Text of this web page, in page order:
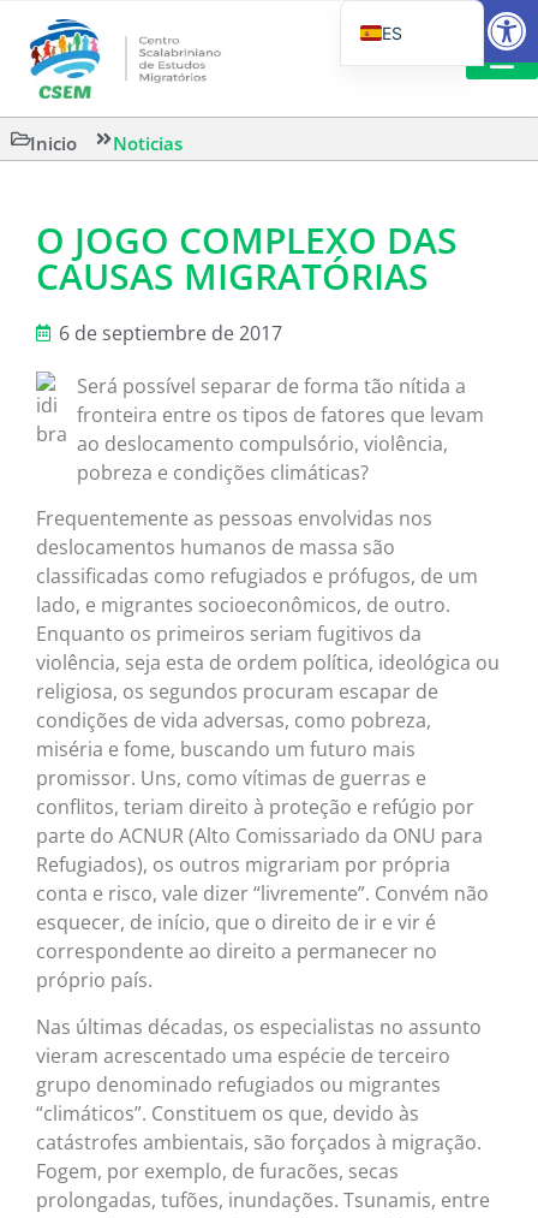
Inicio Noticias
O JOGO COMPLEXO DAS
CAUSAS MIGRATÓRIAS
6 de septiembre de 2017
Será possível separar de forma tão nítida a
fronteira entre os tipos de fatores que levam
ao deslocamento compulsório, violência,
pobreza e condições climáticas?
Frequentemente as pessoas envolvidas nos
deslocamentos humanos de massa são
classificadas como refugiados e prófugos, de um
lado, e migrantes socioeconômicos, de outro.
Enquanto os primeiros seriam fugitivos da
violência, seja esta de ordem política, ideológica ou
religiosa, os segundos procuram escapar de
condições de vida adversas, como pobreza,
miséria e fome, buscando um futuro mais
promissor. Uns, como vítimas de guerras e
conflitos, teriam direito à proteção e refúgio por
parte do ACNUR (Alto Comissariado da ONU para
Refugiados), os outros migrariam por própria
conta e risco, vale dizer “livremente”. Convém não
esquecer, de início, que o direito de ir e vir é
correspondente ao direito a permanecer no
próprio país.
Nas últimas décadas, os especialistas no assunto
vieram acrescentado uma espécie de terceiro
grupo denominado refugiados ou migrantes
“climáticos”. Constituem os que, devido às
catástrofes ambientais, são forçados à migração.
Fogem, por exemplo, de furacões, secas
prolongadas, tufões, inundações. Tsunamis, entre
ES
EN